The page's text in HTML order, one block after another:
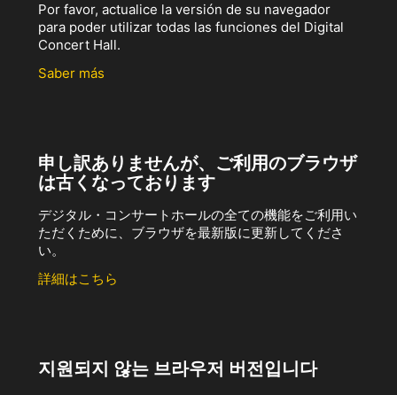
Por favor, actualice la versión de su navegador
para poder utilizar todas las funciones del Digital
Concert Hall.
Saber más
申し訳ありませんが、ご利用のブラウザ
は古くなっております
デジタル・コンサートホールの全ての機能をご利用い
ただくために、ブラウザを最新版に更新してくださ
い。
詳細はこちら
지원되지 않는 브라우저 버전입니다